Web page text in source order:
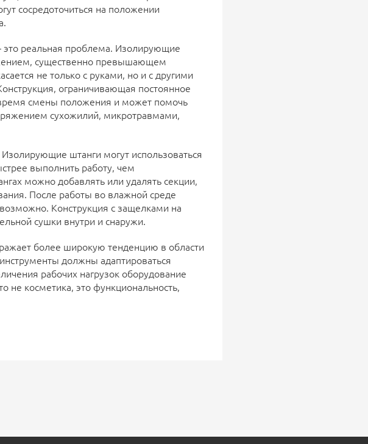
сосредоточиться на положении
это реальная проблема. Изолирующие
существенно превышающем
не только с руками, но и с другими
ограничивающая постоянное
время смены положения и может помочь
сухожилий, микротравмами,
штанги могут использоваться
выполнить работу, чем
можно добавлять или удалять секции,
После работы во влажной среде
Конструкция с защелками на
сушки внутри и снаружи.
более широкую тенденцию в области
должны адаптироваться
рабочих нагрузок оборудование
не косметика, это функциональность,